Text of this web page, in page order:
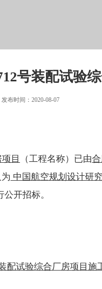
号装配试验
发布时间：2020-08-07
目 （工程名称）已由
中国航空规划设计研
公开招标。
配试验综合厂房项目